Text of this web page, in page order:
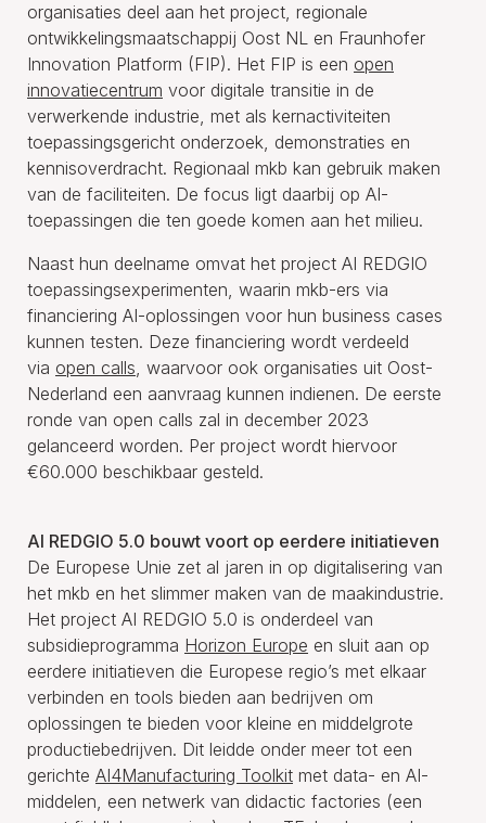
organisaties deel aan het project, regionale
ontwikkelingsmaatschappij Oost NL en Fraunhofer
Innovation Platform (FIP). Het FIP is een open
innovatiecentrum voor digitale transitie in de
verwerkende industrie, met als kernactiviteiten
toepassingsgericht onderzoek, demonstraties en
kennisoverdracht. Regionaal mkb kan gebruik maken
van de faciliteiten. De focus ligt daarbij op AI-
toepassingen die ten goede komen aan het milieu.
Naast hun deelname omvat het project AI REDGIO
toepassingsexperimenten, waarin mkb-ers via
financiering AI-oplossingen voor hun business cases
kunnen testen. Deze financiering wordt verdeeld
via open calls, waarvoor ook organisaties uit Oost-
Nederland een aanvraag kunnen indienen. De eerste
ronde van open calls zal in december 2023
gelanceerd worden. Per project wordt hiervoor
€60.000 beschikbaar gesteld.
AI REDGIO 5.0 bouwt voort op eerdere initiatieven
De Europese Unie zet al jaren in op digitalisering van
het mkb en het slimmer maken van de maakindustrie.
Het project AI REDGIO 5.0 is onderdeel van
subsidieprogramma Horizon Europe en sluit aan op
eerdere initiatieven die Europese regio’s met elkaar
verbinden en tools bieden aan bedrijven om
oplossingen te bieden voor kleine en middelgrote
productiebedrijven. Dit leidde onder meer tot een
gerichte AI4Manufacturing Toolkit met data- en AI-
middelen, een netwerk van didactic factories (een